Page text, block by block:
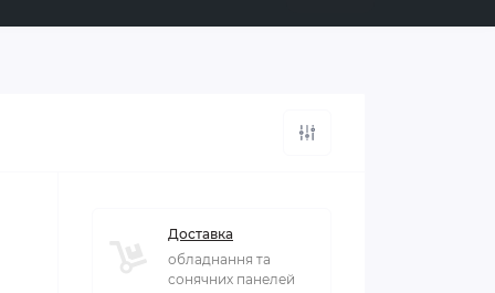
Доставка
обладнання та
сонячних панелей